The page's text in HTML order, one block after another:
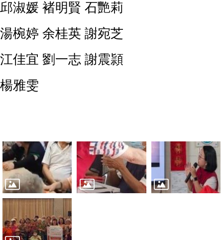
邱淑媛 褚明賢 石艷莉
湯椀婷 余桂英 謝宛芝
江佳宜 劉一志 謝震頴
楊雅雯